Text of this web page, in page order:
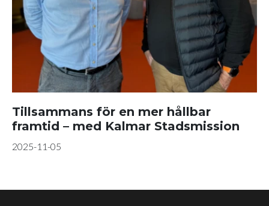
Tillsammans för en mer hållbar
framtid – med Kalmar Stadsmission
2025-11-05